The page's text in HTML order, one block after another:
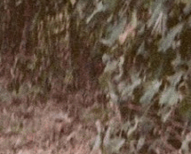
▴▾